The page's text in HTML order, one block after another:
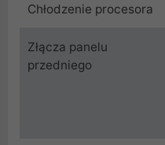
Chłodzenie procesora
Złącza panelu
przedniego